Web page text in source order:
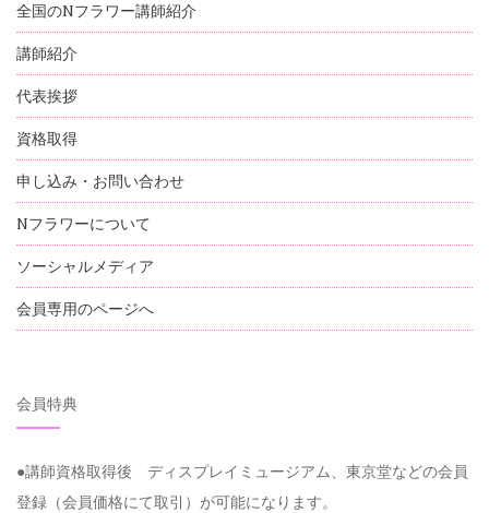
全国のNフラワー講師紹介
講師紹介
代表挨拶
資格取得
申し込み・お問い合わせ
Nフラワーについて
ソーシャルメディア
会員専用のページへ
会員特典
●講師資格取得後 ディスプレイミュージアム、東京堂などの会員
登録（会員価格にて取引）が可能になります。